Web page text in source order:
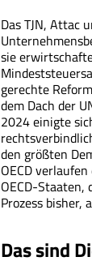
Das TJN, Attac
sie
gerechte
dem Dach der
2024 einigte
den größten
OECD
OECD-
Prozess
Das sind